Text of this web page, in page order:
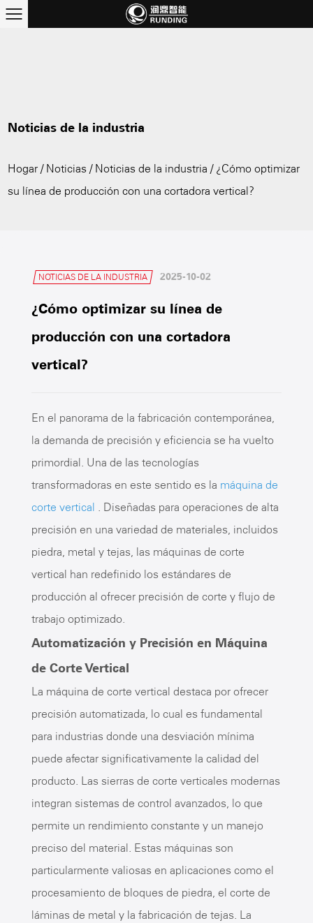
Noticias de la industria
Hogar / Noticias / Noticias de la industria / ¿Cómo optimizar
su línea de producción con una cortadora vertical?
NOTICIAS DE LA INDUSTRIA 2025-10-02
¿Cómo optimizar su línea de
producción con una cortadora
vertical?
En el panorama de la fabricación contemporánea,
la demanda de precisión y eficiencia se ha vuelto
primordial. Una de las tecnologías
transformadoras en este sentido es la máquina de
corte vertical . Diseñadas para operaciones de alta
precisión en una variedad de materiales, incluidos
piedra, metal y tejas, las máquinas de corte
vertical han redefinido los estándares de
producción al ofrecer precisión de corte y flujo de
trabajo optimizado.
Automatización y Precisión en Máquina
de Corte Vertical
La máquina de corte vertical destaca por ofrecer
precisión automatizada, lo cual es fundamental
para industrias donde una desviación mínima
puede afectar significativamente la calidad del
producto. Las sierras de corte verticales modernas
integran sistemas de control avanzados, lo que
permite un rendimiento constante y un manejo
preciso del material. Estas máquinas son
particularmente valiosas en aplicaciones como el
procesamiento de bloques de piedra, el corte de
láminas de metal y la fabricación de tejas. La